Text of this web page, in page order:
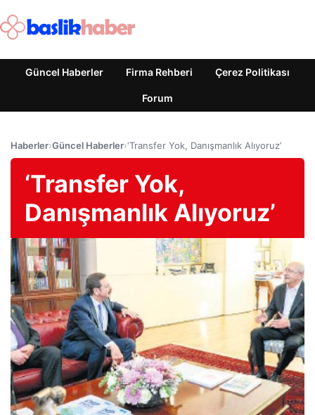
Güncel Haberler Firma Rehberi Çerez Politikası
Forum
Haberler›Güncel Haberler›‘Transfer Yok, Danışmanlık Alıyoruz’
‘Transfer Yok,
Danışmanlık Alıyoruz’